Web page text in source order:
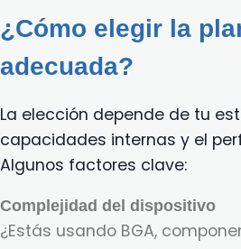
¿Cómo elegir la
adecuada?
La elección depende de tu
capacidades internas y el
Algunos factores clave:
Complejidad del dispositivo
¿Estás usando BGA,